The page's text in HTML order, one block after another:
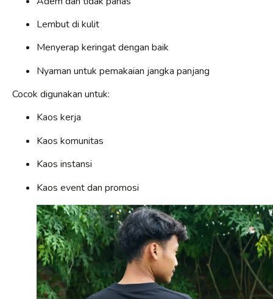
Lembut di kulit
Menyerap keringat dengan baik
Nyaman untuk pemakaian jangka panjang
Cocok digunakan untuk:
Kaos kerja
Kaos komunitas
Kaos instansi
Kaos event dan promosi